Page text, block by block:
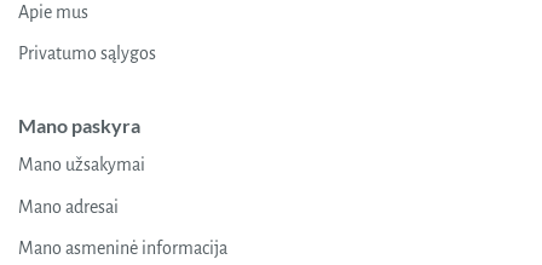
Apie mus
Privatumo sąlygos
Mano paskyra
Mano užsakymai
Mano adresai
Mano asmeninė informacija